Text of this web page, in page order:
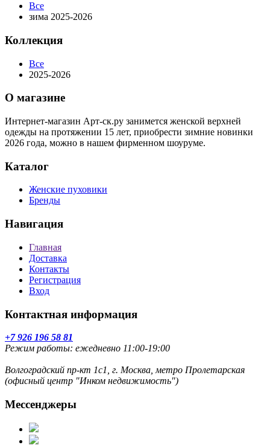
Все
зима 2025-2026
Коллекция
Все
2025-2026
О магазине
Интернет-магазин Арт-ск.ру занимется женской верхней
одежды на протяжении 15 лет, приобрести зимние новинки
2026 года, можно в нашем фирменном шоуруме.
Каталог
Женские пуховики
Бренды
Навигация
Главная
Доставка
Контакты
Регистрация
Вход
Контактная информация
+7 926 196 58 81
Режим работы: ежедневно 11:00-19:00
Волгоградский пр-кт 1с1, г. Москва, метро Пролетарская
(офисный центр "Инком недвижимость")
Мессенджеры